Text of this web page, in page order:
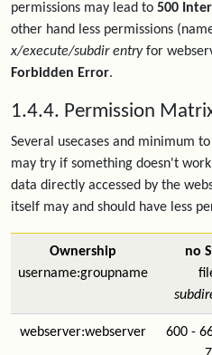
permissions may lead to 500
other hand less permissions
x/execute/subdir entryfor
Forbidden Error.
1.4.4. Permission
Several usecases and minimum
may try if something doesn't
data directly accessed by the
itself may and should have less
Ownership
username:groupname
no
webserver:webserver 600 -